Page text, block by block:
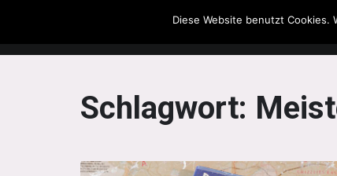
The Howling Men
Schlagwort:
Diese Website benutzt Cookies.